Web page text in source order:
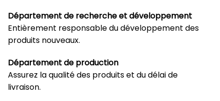
Département de recherche et développement
Entièrement responsable du développement des
produits nouveaux.
Département de production
Assurez la qualité des produits et du délai de
livraison.